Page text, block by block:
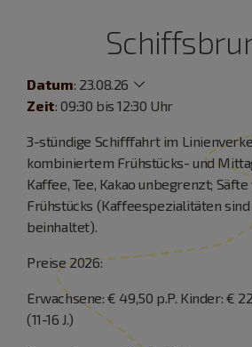
Datum: 23.08.26
Zeit: 09:30 bis 12:30 Uhr
3-stündige Schifffahrt im
kombiniertem Frühstücks- und
Kaffee, Tee, Kakao unbegrenzt;
Frühstücks (Kaffeespezialitäten
beinhaltet).
Preise 2026:
Erwachsene: € 49,50 p.P. Kinder: €
(11-16 J.)